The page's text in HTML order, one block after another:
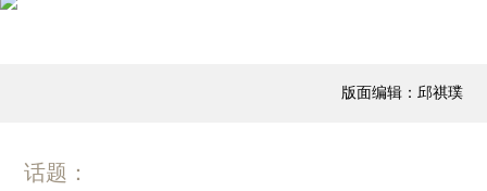
版面编辑：邱祺璞
话题：